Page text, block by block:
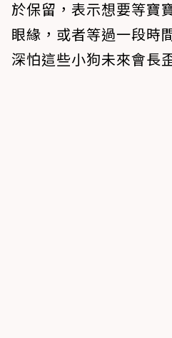
於保留，表示想要等寶
眼緣，或者等過一段時
深怕這些小狗未來會長